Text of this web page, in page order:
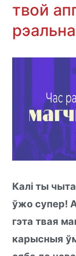
твой
Калі ты
ўжо супер!
гэта твая
карысныя